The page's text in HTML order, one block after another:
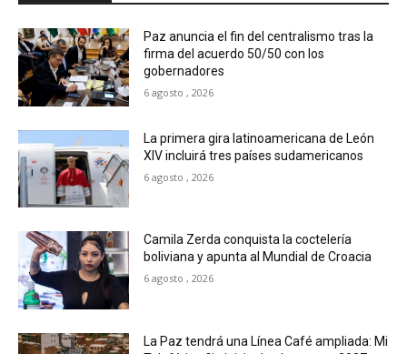
Paz anuncia el fin del centralismo tras la
firma del acuerdo 50/50 con los
gobernadores
6 agosto , 2026
La primera gira latinoamericana de León
XIV incluirá tres países sudamericanos
6 agosto , 2026
Camila Zerda conquista la coctelería
boliviana y apunta al Mundial de Croacia
6 agosto , 2026
La Paz tendrá una Línea Café ampliada: Mi